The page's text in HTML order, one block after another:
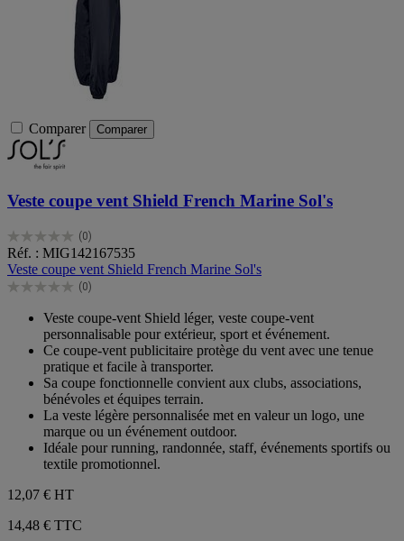
Comparer Comparer
Veste coupe vent Shield French Marine Sol's
(0)
0.0
sur
5
étoiles.
Réf. : MIG142167535
Veste coupe vent Shield French Marine Sol's
(0)
0.0
étoiles.
Veste coupe-vent Shield léger, veste coupe-vent
personnalisable pour extérieur, sport et événement.
Ce coupe-vent publicitaire protège du vent avec une tenue
pratique et facile à transporter.
Sa coupe fonctionnelle convient aux clubs, associations,
bénévoles et équipes terrain.
La veste légère personnalisée met en valeur un logo, une
marque ou un événement outdoor.
Idéale pour running, randonnée, staff, événements sportifs ou
textile promotionnel.
12,07 € HT
14,48 € TTC